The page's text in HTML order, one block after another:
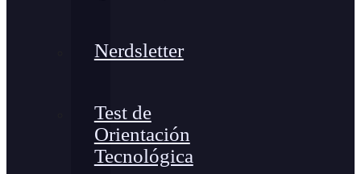
Nerdsletter
Test de
Orientación
Tecnológica